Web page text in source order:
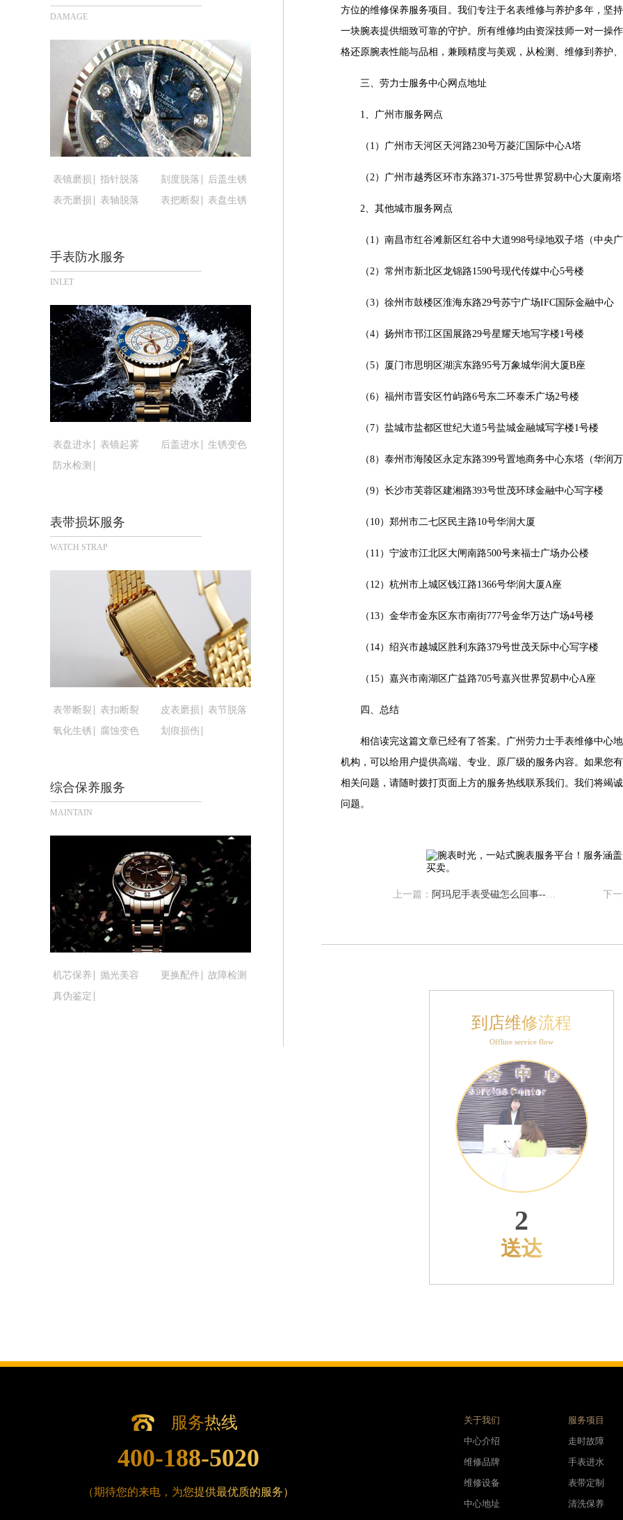
太原市迎泽区解放路15号亨得利名表服务中心（品牌授权店）3层整层（需提前预约）
沈阳市沈河区中街路137号亨得利名表服务中心（品牌授权店）1层整层（需提前预约）
沈阳市沈河区中街路83号亨得利名表服务中心（品牌授权店）1层整层（需提前预约）
乌鲁木齐市天山区红山路26号时代广场（CCMALL）C座17层17-B（需提前预约）
温州市鹿城区锦绣路1067号置信广场10层1015室（需提前预约）
哈尔滨市道里区友谊西路600号富力中心T2座写字楼29层03室（需提前预约）
大连市中山区人民路15号国际金融大厦7层G室（需提前预约）
佛山市禅城区季华五路57号万科金融中心C座12层1205室（需提前预约）
无锡市梁溪区人民中路139号恒隆广场写字楼1座11层1104室（需提前预约）
南通市崇川区工农路57号圆融广场写字楼16层1603室（需提前预约）
武汉市江汉区解放大道686号世界贸易大厦38层09室（需提前预约）
合肥市蜀山区潜山路111号万象城华润大厦B座12楼03室（需提前预约）
泉州市丰泽区宝洲路729号浦西万达中心写字楼A座7楼709室（需提前预约）
青岛市南区山东路6号华润大厦B座22层04室（需提前预约）
烟台市芝罘区胜利路139号万达金融中心A座907室（需提前预约）
长春市朝阳区西安大路727号中银大厦A座(旺进大厦)18层09室（需提前预约）
贵阳市南明区都司高架桥路33号亨特国际金融中心14楼14D（需提前预约）
昆明市盘龙区北京路928号同德昆明广场写字楼10层06室（需提前预约）
石家庄市长安区中山东路39号勒泰中心写字楼B座13层07室（需提前预约）
西安市碑林区南关正街88号华侨城长安国际中心E座6楼10室（需提前预约）
海口市龙华区金贸东路5号海口华润大厦B座17层1707室（需提前预约）
台州市椒江区东海大道1800号腾达中心东1幢20楼2002室（需提前预约）
重庆市解放碑渝中区民权路28号英利国际金融中心写字楼20层01室（需提前预约）
黑龙江省大庆市萨尔图区会战大街腕表时光售后服务中心（需提前预约）
黑龙江省鹤岗市向阳区红军路腕表时光售后服务中心（需提前预约）
黑龙江省黑河市爱辉区中央街腕表时光售后服务中心（需提前预约）
黑龙江省鸡西市鸡冠区红军路腕表时光售后服务中心（需提前预约）
黑龙江省佳木斯市向阳区长安路腕表时光售后服务中心（需提前预约）
黑龙江省牡丹江市东安区太平路腕表时光售后服务中心（需提前预约）
黑龙江省七台河市桃山区大同街腕表时光售后服务中心（需提前预约）
黑龙江省齐齐哈尔市龙沙区龙华路腕表时光售后服务中心（需提前预约）
黑龙江省双鸭山市尖山区新兴大街腕表时光售后服务中心（需提前预约）
黑龙江省绥化市北林区新华街与康庄路交叉口腕表时光售后服务中心（需提前预约）
黑龙江省伊春市伊美区通河路腕表时光售后服务中心（需提前预约）
吉林省白城市洮北区明仁南街腕表时光售后服务中心（需提前预约）
吉林省白山市浑江区浑江大街腕表时光售后服务中心（需提前预约）
吉林省辽源市龙山区人民大街腕表时光售后服务中心（需提前预约）
吉林省梅河口市新华街道梅河大街腕表时光售后服务中心（需提前预约）
吉林省四平市铁东区紫气大路与南九经街交汇处腕表时光售后服务中心（需提前预约）
吉林省松原市宁江区五环大街腕表时光售后服务中心（需提前预约）
吉林省通化市东昌区环通乡江南大街腕表时光售后服务中心（需提前预约）
吉林省延边市延吉市解放路腕表时光售后服务中心（需提前预约）
辽宁省本溪市平山区胜利路腕表时光售后服务中心（需提前预约）
辽宁省营口市站前区市府路与渤海大街交叉口腕表时光售后服务中心（需提前预约）
辽宁省沈阳市沈河区中街路137号亨得利名表维修授权店1楼腕表时光售后服务中心（需提前预约）
辽宁省沈阳市沈河区中街路83号亨得利名表维修授权店1楼腕表时光售后服务中心（需提前预约）
北京市东城区东长安街1号王府井东方广场W3座6层602室腕表时光售后服务中心（需提前预约）
内蒙古自治区乌海市海勃湾区人民南路腕表时光售后服务中心（需提前预约）
内蒙古自治区乌兰察布市集宁区恩和大街腕表时光售后服务中心（需提前预约）
内蒙古自治区锡林郭勒盟市锡林浩特市光明街与额尔敦路交叉口腕表时光售后服务中心（需提前预约）
内蒙古自治区兴安盟市乌兰浩特市兴安大街腕表时光售后服务中心（需提前预约）
DAMAGE
表镜磨损 指针脱落 刻度脱落
后盖生锈
表壳磨损
表轴脱落 表把断裂 表盘生锈
手表防水服务
INLET
表盘进水 表镜起雾 后盖进水
生锈变色
防水检测
表带损坏服务
WATCH STRAP
表带断裂 表扣断裂 皮表磨损
表节脱落
氧化生锈
腐蚀变色 划痕损伤
综合保养服务
MAINTAIN
机芯保养 抛光美容 更换配件
故障检测
真伪鉴定
方位的维修保养服务项目。我们专注于名表维修与养护多年，坚
一块腕表提供细致可靠的守护。所有维修均由资深技师一对一操
格还原腕表性能与品相，兼顾精度与美观，从检测、维修到养护
三、劳力士服务中心网点地址
1、广州市服务网点
（1）广州市天河区天河路230号万菱汇国际中心A塔
（2）广州市越秀区环市东路371-375号世界贸易中心大厦南塔
2、其他城市服务网点
（1）南昌市红谷滩新区红谷中大道998号绿地双子塔（中央
（2）常州市新北区龙锦路1590号现代传媒中心5号楼
（3）徐州市鼓楼区淮海东路29号苏宁广场IFC国际金融中心
（4）扬州市邗江区国展路29号星耀天地写字楼1号楼
（5）厦门市思明区湖滨东路95号万象城华润大厦B座
（6）福州市晋安区竹屿路6号东二环泰禾广场2号楼
（7）盐城市盐都区世纪大道5号盐城金融城写字楼1号楼
（8）泰州市海陵区永定东路399号置地商务中心东塔（华润
（9）长沙市芙蓉区建湘路393号世茂环球金融中心写字楼
（10）郑州市二七区民主路10号华润大厦
（11）宁波市江北区大闸南路500号来福士广场办公楼
（12）杭州市上城区钱江路1366号华润大厦A座
（13）金华市金东区东市南街777号金华万达广场4号楼
（14）绍兴市越城区胜利东路379号世茂天际中心写字楼
（15）嘉兴市南湖区广益路705号嘉兴世界贸易中心A座
四、总结
相信读完这篇文章已经有了答案。广州劳力士手表维修中心
机构，可以给用户提供高端、专业、原厂级的服务内容。如果您
相关问题，请随时拨打页面上方的服务热线联系我们。我们将竭
问题。
上一篇： 阿玛尼手表受磁怎么回事--阿玛尼手表受磁究竟是怎么一回事 下
到店维修流程
Offline service flow
2
送达
服务热线
400-188-5020
（期待您的来电，为您提供最优质的服务）
关于我们
中心介绍
维修品牌
维修设备
中心地址
服务项目
走时故障
手表进水
表带定制
清洗保养